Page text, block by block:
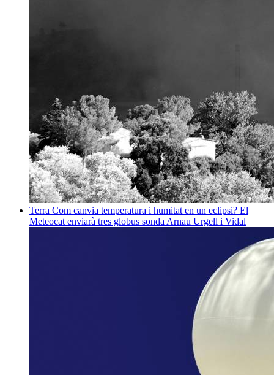
Terra Com canvia temperatura i humitat en un eclipsi? El
Meteocat enviarà tres globus sonda Arnau Urgell i Vidal